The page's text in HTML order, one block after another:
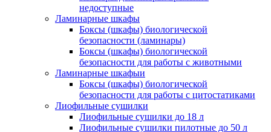
недоступные
Ламинарные шкафы
Боксы (шкафы) биологической
безопасности (ламинары)
Боксы (шкафы) биологической
безопасности для работы с животными
Ламинарные шкафыи
Боксы (шкафы) биологической
безопасности для работы с цитостатиками
Лиофильные сушилки
Лиофильные сушилки до 18 л
Лиофильные сушилки пилотные до 50 л